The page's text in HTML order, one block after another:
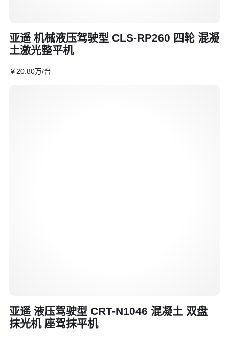
亚遥 机械液压驾驶型 CLS-RP260 四轮 混凝
土激光整平机
￥20.80万/台
亚遥 液压驾驶型 CRT-N1046 混凝土 双盘
抹光机 座驾抹平机